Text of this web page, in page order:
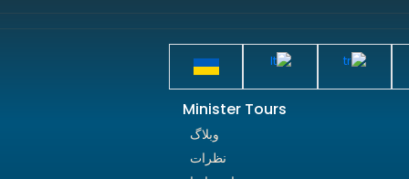
Minister Tours
وبلاگ
نظرات